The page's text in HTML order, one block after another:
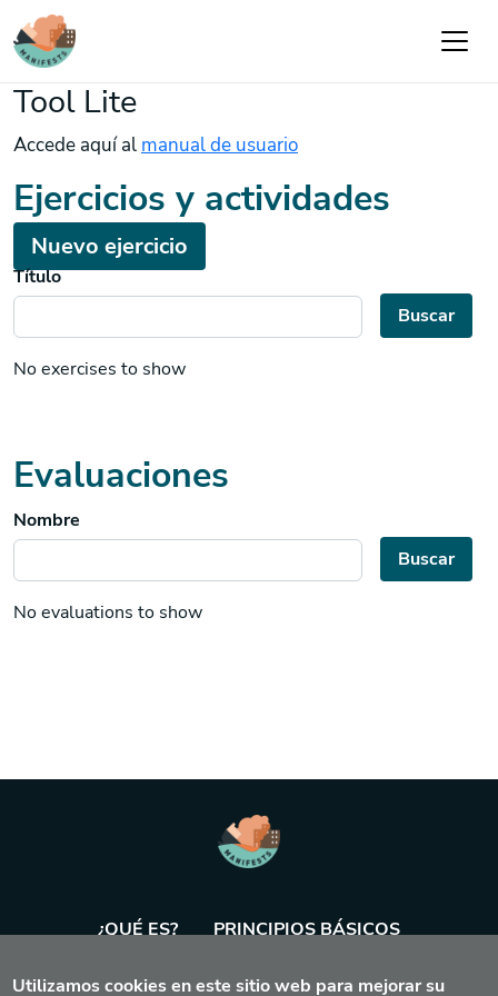
Pasar al contenido principal
Tool Lite
Accede aquí al manual de usuario
Ejercicios y actividades
Nuevo ejercicio
Título
Buscar
No exercises to show
Evaluaciones
Nombre
Buscar
No evaluations to show
¿QUÉ ES? PRINCIPIOS BÁSICOS
Utilizamos cookies en este sitio web para mejorar su